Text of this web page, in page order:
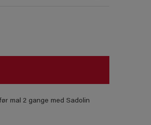
mal 2 gange med Sadolin